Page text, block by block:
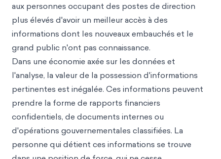
aux personnes occupant des postes de direction
plus élevés d'avoir un meilleur accès à des
informations dont les nouveaux embauchés et le
grand public n'ont pas connaissance.
Dans une économie axée sur les données et
l'analyse, la valeur de la possession d'informations
pertinentes est inégalée. Ces informations peuvent
prendre la forme de rapports financiers
confidentiels, de documents internes ou
d'opérations gouvernementales classifiées. La
personne qui détient ces informations se trouve